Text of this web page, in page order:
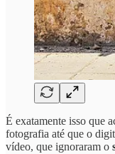
É exatamente isso que
fotografia até que o
vídeo, que ignoraram o